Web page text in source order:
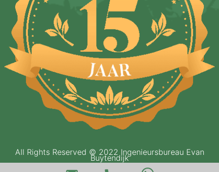
All Rights Reserved © 2022 Ingenieursbureau Evan
Buytendijk